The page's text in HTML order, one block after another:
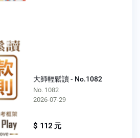
大師輕鬆讀 - No.1082
No. 1082
2026-07-29
$ 112 元